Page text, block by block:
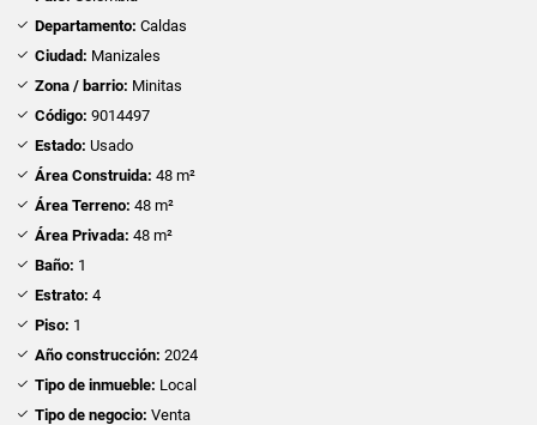
Departamento: Caldas
Ciudad: Manizales
Zona / barrio: Minitas
Código: 9014497
Estado: Usado
Área Construida: 48 m²
Área Terreno: 48 m²
Área Privada: 48 m²
Baño: 1
Estrato: 4
Piso: 1
Año construcción: 2024
Tipo de inmueble: Local
Tipo de negocio: Venta